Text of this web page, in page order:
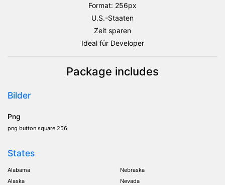
Format: 256px
U.S.-Staaten
Zeit sparen
Ideal für Developer
Package includes
Bilder
Png
png button square 256
States
Alabama
Alaska
Nebraska
Nevada